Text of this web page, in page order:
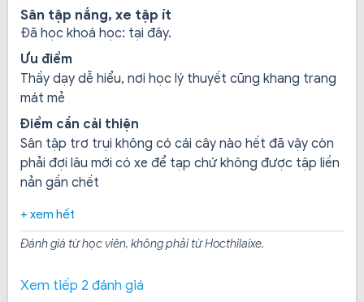
Thi tốt nghiệp: do trường tổ chức, thi đậu tốt nghiệp sẽ
được cấp chứng chỉ hành nghề lái xe
Thi sát hạch: sau khi đậu tốt nghiệp tầm 1-2 tuần sau,
bạn sẽ dự thi sát hạch do sở GTVT TPHCM tổ chức, thi
đạt được cấp giấy phép lái xe.
Sân tập nắng, xe tập ít
Đã học khoá học: tại đây.
Ưu điểm
Thầy dạy dễ hiểu, nơi học lý thuyết cũng khang trang
mát mẻ
Điểm cần cải thiện
Sân tập trơ trụi không có cái cây nào hết đã vậy còn
phải đợi lâu mới có xe để tạp chứ không được tập liền
nản gần chết
+ xem hết
Đánh giá từ học viên, không phải từ Hocthilaixe.
Xem tiếp 2 đánh giá